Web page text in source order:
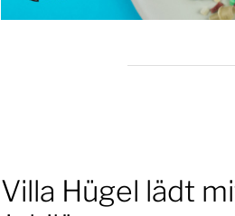
Villa Hügel lädt